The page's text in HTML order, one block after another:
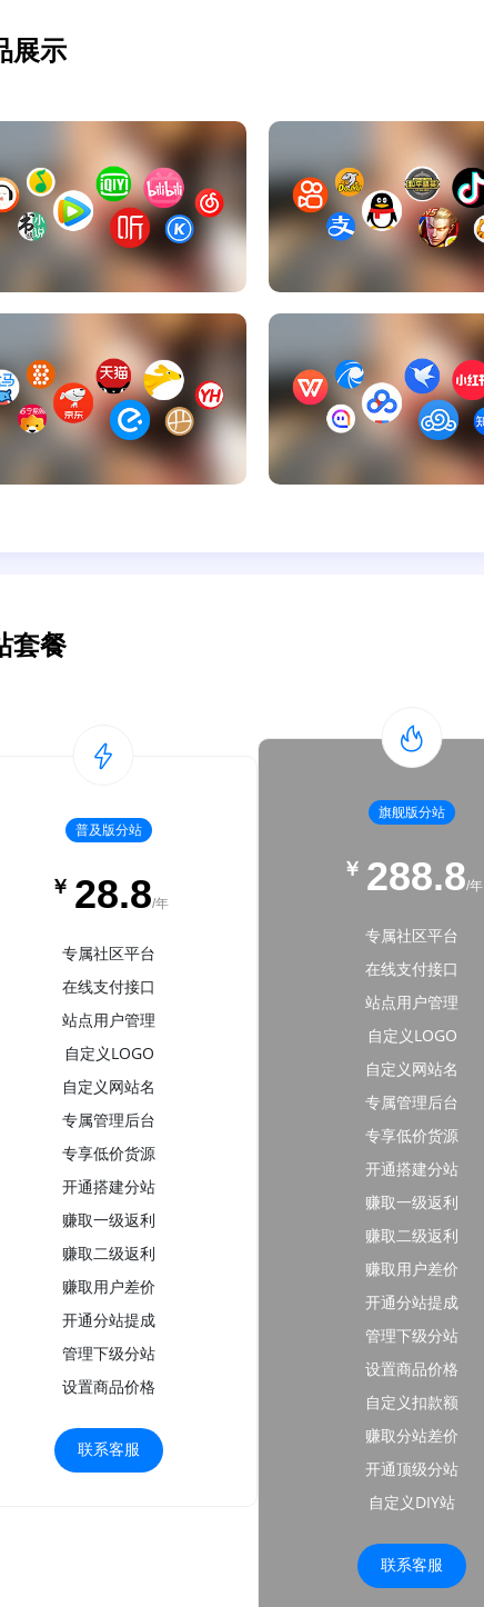
展示
套餐
普及版分站
￥ 28.8/年
专属社区平台
在线支付接口
站点用户管理
自定义LOGO
自定义网站名
专属管理后台
专享低价货源
开通搭建分站
赚取一级返利
赚取二级返利
赚取用户差价
开通分站提成
管理下级分站
设置商品价格
联系客服
旗舰版分站
￥ 288.8/年
专属社区平台
在线支付接口
站点用户管理
自定义LOGO
自定义网站名
专属管理后台
专享低价货源
开通搭建分站
赚取一级返利
赚取二级返利
赚取用户差价
开通分站提成
管理下级分站
设置商品价格
自定义扣款额
赚取分站差价
开通顶级分站
自定义DIY站
联系客服